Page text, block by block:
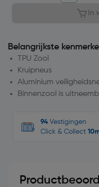
In
Belangrijkste
TPU Zool
Kruipneus
Aluminium
Binnenzool is
94 Vestigingen
Click & Collect